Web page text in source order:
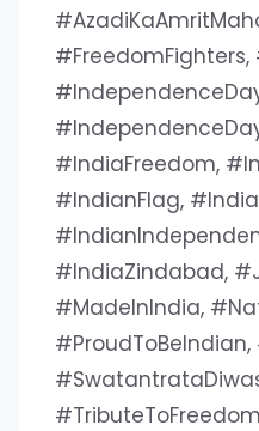
#FreedomFighters,
#IndiaFreedom,
#IndianFlag,
#IndiaZindabad,
#MadeInIndia,
#ProudToBeIndian,